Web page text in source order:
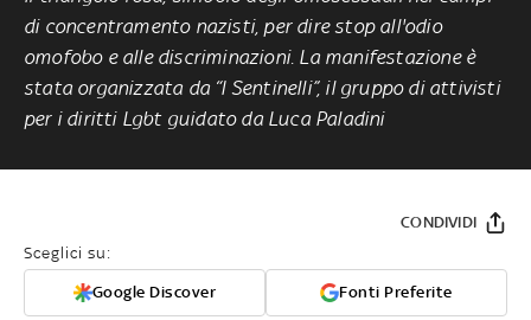
di concentramento nazisti, per dire stop all'odio
omofobo e alle discriminazioni. La manifestazione è
stata organizzata da “I Sentinelli”, il gruppo di attivisti
per i diritti Lgbt guidato da Luca Paladini
Sceglici su:
Google Discover Fonti Preferite
CONDIVIDI